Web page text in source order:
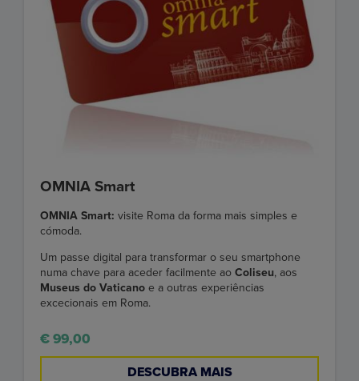
OMNIA Smart
OMNIA Smart: visite Roma da forma mais simples e
cómoda.
Um passe digital para transformar o seu smartphone
numa chave para aceder facilmente ao Coliseu, aos
Museus do Vaticano e a outras experiências
excecionais em Roma.
€ 99,00
DESCUBRA MAIS